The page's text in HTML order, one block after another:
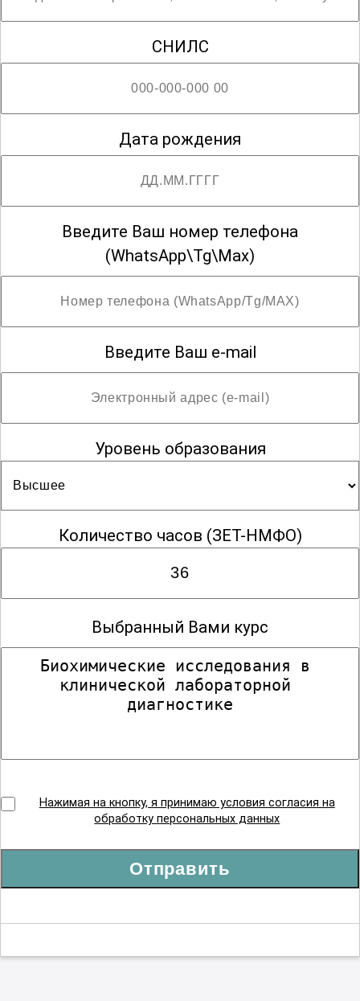
СНИЛС
Дата рождения
Введите Ваш номер телефона
(WhatsApp\Tg\Max)
Введите Ваш e-mail
Уровень образования
Количество часов (ЗЕТ-НМФО)
Выбранный Вами курс
Нажимая на кнопку, я принимаю условия согласия на
обработку персональных данных
Отправить